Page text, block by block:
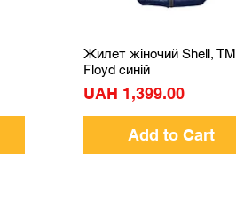
Quick View
Жилет жіночий Shell, TM
Floyd синій
Price
UAH 1,399.00
Add to Cart